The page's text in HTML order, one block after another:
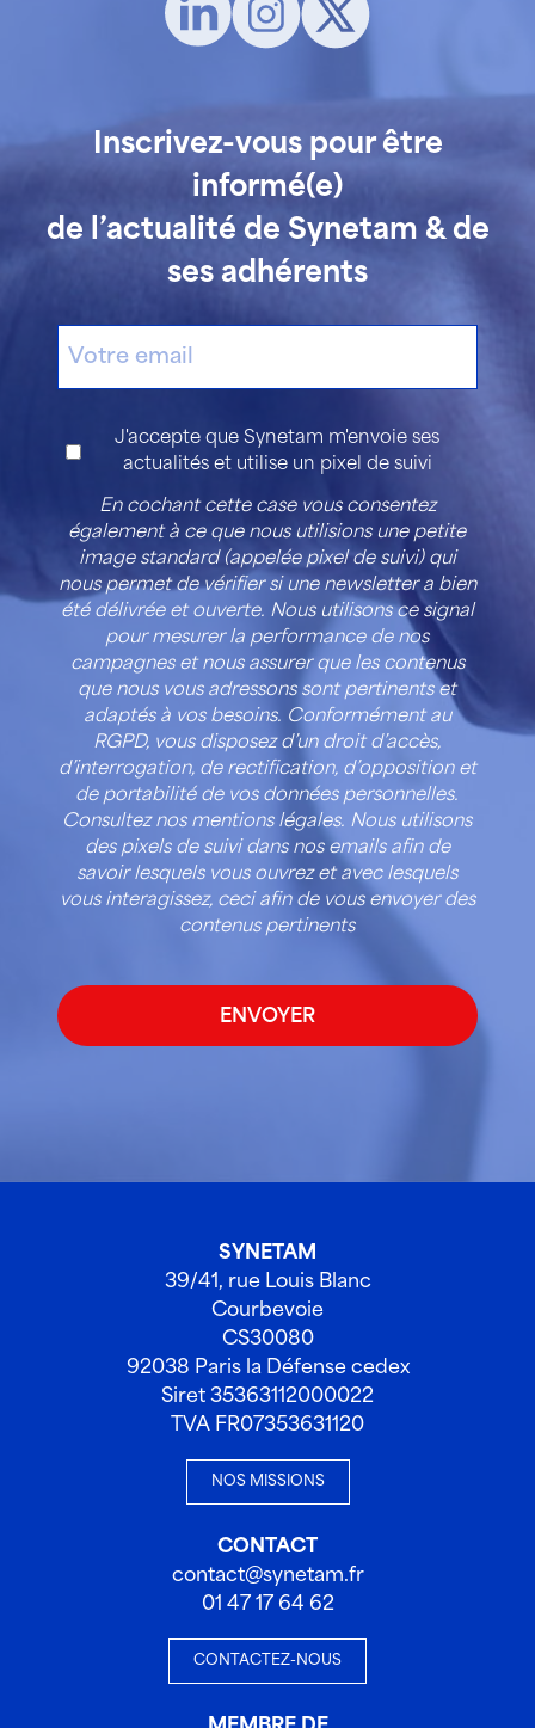
Inscrivez-vous pour être
informé(e)
de l’actualité de Synetam & de
ses adhérents
Consentement
J'accepte que Synetam m'envoie ses
actualités et utilise un pixel de suivi
En cochant cette case vous consentez
également à ce que nous utilisions une petite
image standard (appelée pixel de suivi) qui
nous permet de vérifier si une newsletter a bien
été délivrée et ouverte. Nous utilisons ce signal
pour mesurer la performance de nos
campagnes et nous assurer que les contenus
que nous vous adressons sont pertinents et
adaptés à vos besoins. Conformément au
RGPD, vous disposez d’un droit d’accès,
d’interrogation, de rectification, d’opposition et
de portabilité de vos données personnelles.
Consultez nos mentions légales. Nous utilisons
des pixels de suivi dans nos emails afin de
savoir lesquels vous ouvrez et avec lesquels
vous interagissez, ceci afin de vous envoyer des
contenus pertinents
SYNETAM
39/41, rue Louis Blanc
Courbevoie
CS30080
92038 Paris la Défense cedex
Siret 35363112000022
TVA FR07353631120
NOS MISSIONS
CONTACT
contact@synetam.fr
01 47 17 64 62
CONTACTEZ-NOUS